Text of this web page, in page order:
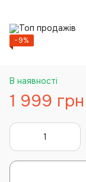
−9%
В наявності
1 999 грн